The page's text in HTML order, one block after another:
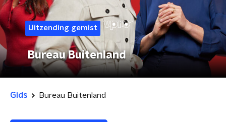
Uitzending gemist
Bureau Buitenland
Gids Bureau Buitenland